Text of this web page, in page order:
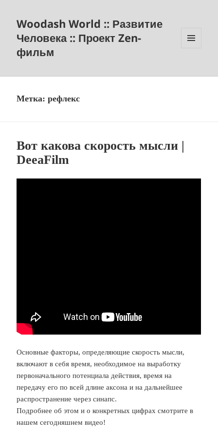
Woodash World :: Развитие
Человека :: Проект Zen-
фильм
Метка:рефлекс
Вот какова скорость мысли |
DeeaFilm
Основные факторы, определяющие скорость мысли,
включают в себя время, необходимое на выработку
первоначального потенциала действия, время на
передачу его по всей длине аксона и на дальнейшее
распространение через синапс.
Подробнее об этом и о конкретных цифрах смотрите в
нашем сегодняшнем видео!